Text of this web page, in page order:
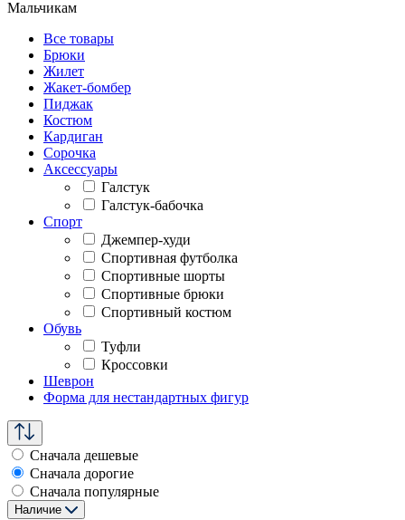
Мальчикам
Все товары
Брюки
Жилет
Жакет-бомбер
Пиджак
Костюм
Кардиган
Сорочка
Аксессуары
Галстук
Галстук-бабочка
Спорт
Джемпер-худи
Спортивная футболка
Спортивные шорты
Спортивные брюки
Спортивный костюм
Обувь
Туфли
Кроссовки
Шеврон
Форма для нестандартных фигур
Сначала дешевые
Сначала дорогие
Сначала популярные
Наличие